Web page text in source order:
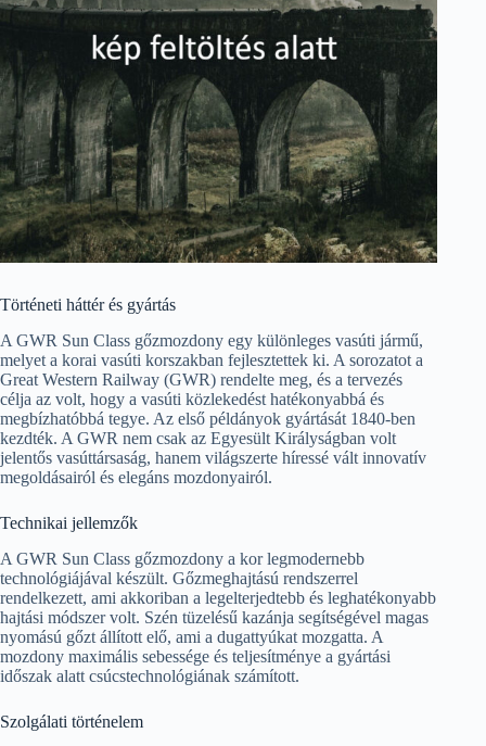
Történeti háttér és gyártás
A GWR Sun Class gőzmozdony egy különleges vasúti jármű,
melyet a korai vasúti korszakban fejlesztettek ki. A sorozatot a
Great Western Railway (GWR) rendelte meg, és a tervezés
célja az volt, hogy a vasúti közlekedést hatékonyabbá és
megbízhatóbbá tegye. Az első példányok gyártását 1840-ben
kezdték. A GWR nem csak az Egyesült Királyságban volt
jelentős vasúttársaság, hanem világszerte híressé vált innovatív
megoldásairól és elegáns mozdonyairól.
Technikai jellemzők
A GWR Sun Class gőzmozdony a kor legmodernebb
technológiájával készült. Gőzmeghajtású rendszerrel
rendelkezett, ami akkoriban a legelterjedtebb és leghatékonyabb
hajtási módszer volt. Szén tüzelésű kazánja segítségével magas
nyomású gőzt állított elő, ami a dugattyúkat mozgatta. A
mozdony maximális sebessége és teljesítménye a gyártási
időszak alatt csúcstechnológiának számított.
Szolgálati történelem